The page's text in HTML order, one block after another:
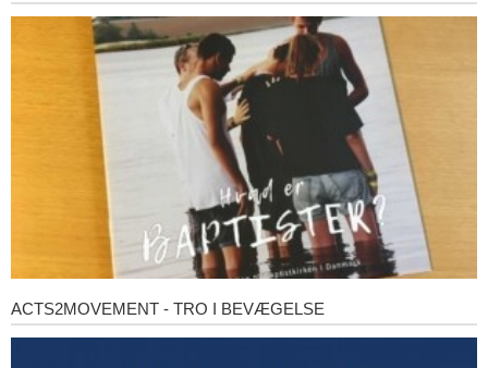
Acts2Movement
ACTS2MOVEMENT - TRO I BEVÆGELSE